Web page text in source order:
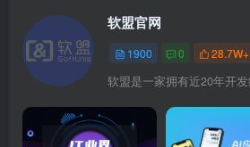
软盟官网
1900 0 28.7W+